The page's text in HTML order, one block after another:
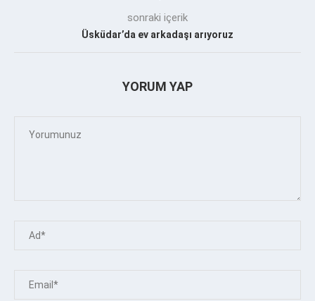
sonraki içerik
Üsküdar’da ev arkadaşı arıyoruz
YORUM YAP